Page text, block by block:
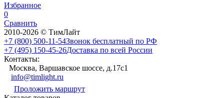
Избранное
0
Сравнить
2010-2026 © ТимЛайт
+7 (800) 500-11-54Звонок бесплатный по РФ
+7 (495) 150-45-26Доставка по всей России
Контакты:
Москва, Варшавское шоссе, д.17c1
info@timlight.ru
Проложить маршрут